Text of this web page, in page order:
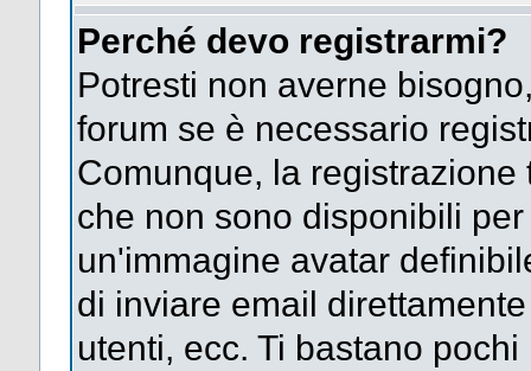
Perché devo registrarmi?
Potresti non averne
forum se è necessario
Comunque, la
che non sono disponibili
un'immagine avatar
di inviare email
utenti, ecc. Ti bastano